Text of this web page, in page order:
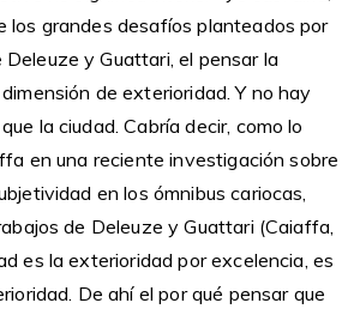
los grandes desafíos planteados por
y Guattari, el pensar la
de exterioridad. Y no hay
la ciudad. Cabría decir, como lo
en una reciente investigación sobre
en los ómnibus cariocas,
de Deleuze y Guattari (Caiaffa,
es la exterioridad por excelencia, es
De ahí el por qué pensar que